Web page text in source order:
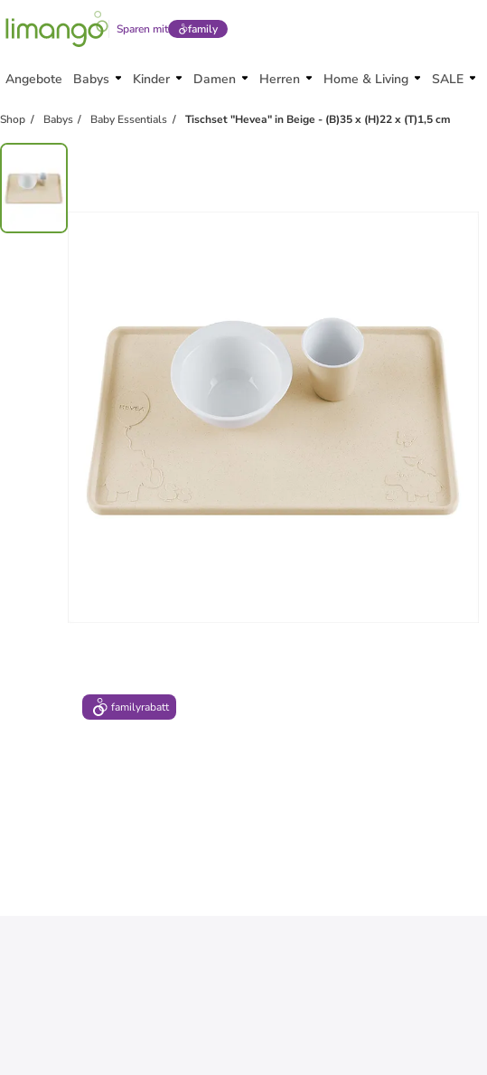
Sparen mit family
Angebote Babys Kinder Damen Herren Home & Living SALE
Shop Babys Baby Essentials Tischset "Hevea" in Beige - (B)35 x (H)22 x (T)1,5 cm
family rabatt
familyrabatt